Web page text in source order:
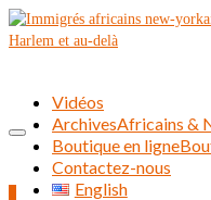
Vidéos
ArchivesAfricains &
Boutique en ligne
Contactez-nous
English